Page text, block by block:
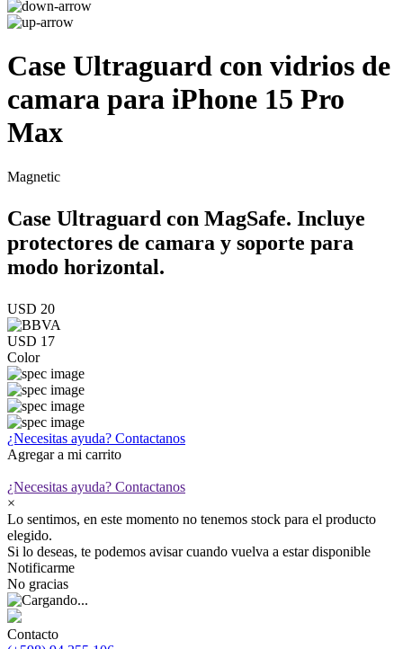
Case Ultraguard con vidrios de
camara para iPhone 15 Pro
Max
Magnetic
Case Ultraguard con MagSafe. Incluye
protectores de camara y soporte para
modo horizontal.
USD 20
USD 17
Color
¿Necesitas ayuda? Contactanos
Agregar a mi carrito
¿Necesitas ayuda? Contactanos
×
Lo sentimos, en este momento no tenemos stock para el producto
elegido.
Si lo deseas, te podemos avisar cuando vuelva a estar disponible
Notificarme
No gracias
Contacto